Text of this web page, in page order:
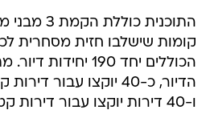
קומות שישלבו חזית מסחרית
הכוללים יחד 190